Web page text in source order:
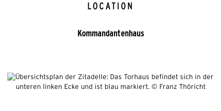
LOCATION
Kommandantenhaus